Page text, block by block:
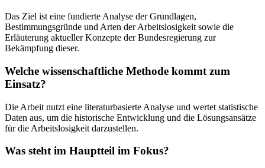
Das Ziel ist eine fundierte Analyse der Grundlagen,
Bestimmungsgründe und Arten der Arbeitslosigkeit sowie die
Erläuterung aktueller Konzepte der Bundesregierung zur
Bekämpfung dieser.
Welche wissenschaftliche Methode kommt zum
Einsatz?
Die Arbeit nutzt eine literaturbasierte Analyse und wertet statistische
Daten aus, um die historische Entwicklung und die Lösungsansätze
für die Arbeitslosigkeit darzustellen.
Was steht im Hauptteil im Fokus?